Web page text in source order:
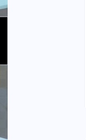
में
और
पेंच,